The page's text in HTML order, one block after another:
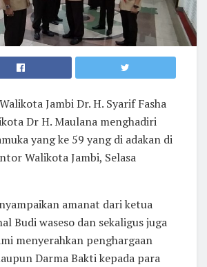
Walikota Jambi Dr. H. Syarif Fasha
Dr H. Maulana menghadiri
yang ke 59 yang di adakan di
Walikota Jambi, Selasa
amanat dari ketua
Budi waseso dan sekaligus juga
menyerahkan penghargaan
Darma Bakti kepada para